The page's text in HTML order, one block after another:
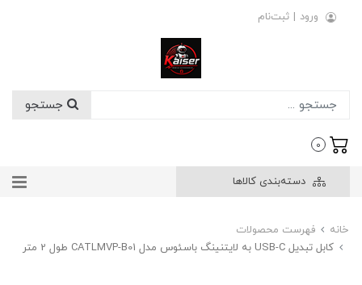
ورود | ثبت‌نام
0
دسته‌بندی کالاها
خانه
فهرست محصولات
کابل تبدیل USB-C به لایتنینگ باسئوس مدل CATLMVP-B01 طول 2 متر